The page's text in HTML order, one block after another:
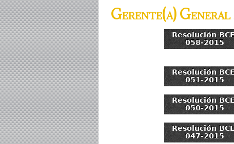
Gerente(a)
Resolución
058-2015
Resolución
051-2015
Resolución
050-2015
Resolución
047-2015